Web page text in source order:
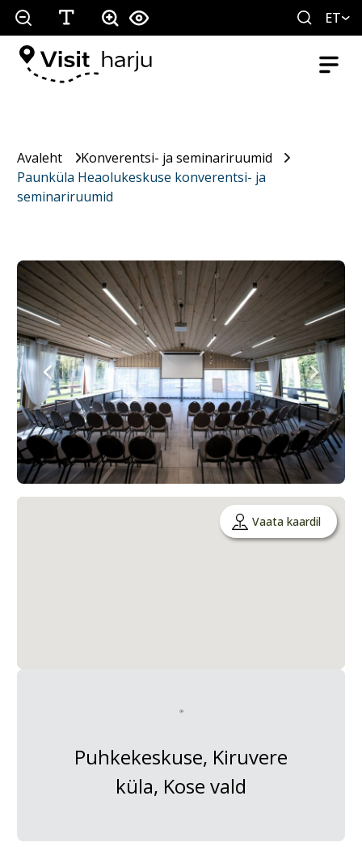
ET
Avaleht
Konverentsi- ja seminariruumid
Paunküla Heaolukeskuse konverentsi- ja
seminariruumid
Vaata kaardil
Puhkekeskuse, Kiruvere
küla, Kose vald